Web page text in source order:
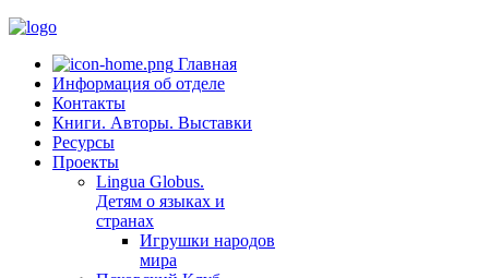
Главная
Информация об отделе
Контакты
Книги. Авторы. Выставки
Ресурсы
Проекты
Lingua Globus.
Детям о языках и
странах
Игрушки народов
мира